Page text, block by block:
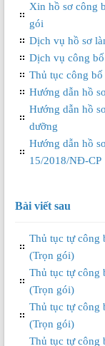
Xin hồ sơ công
gói
Dịch vụ hồ sơ
Dịch vụ công
Thủ tục công
Hướng dẫn hồ
Hướng dẫn hồ
dưỡng
Hướng dẫn hồ
15/2018/NĐ-CP
Bài viết sau
Thủ tục tự công
(Trọn gói)
Thủ tục tự công
(Trọn gói)
Thủ tục tự công
(Trọn gói)
Thủ tục tự công